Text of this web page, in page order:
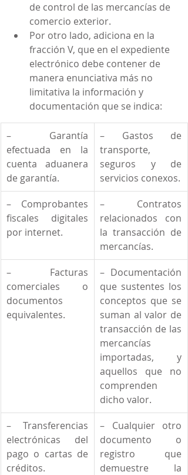
de control de las mercancías de
comercio exterior.
Por otro lado, adiciona en la
fracción V, que en el expediente
electrónico debe contener de
manera enunciativa más no
limitativa la información y
documentación que se indica:
– Garantía
efectuada en la
cuenta aduanera
de garantía.
– Gastos de
transporte,
seguros y de
servicios conexos.
– Comprobantes
fiscales digitales
por internet.
– Contratos
relacionados con
la transacción de
mercancías.
– Facturas
comerciales o
documentos
equivalentes.
– Documentación
que sustentes los
conceptos que se
suman al valor de
transacción de las
mercancías
importadas, y
aquellos que no
comprenden
dicho valor.
– Transferencias
electrónicas del
pago o cartas de
créditos.
– Cualquier otro
documento o
registro que
demuestre la